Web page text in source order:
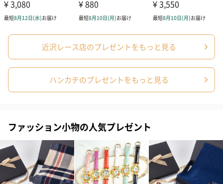
写真付きメッセージカ
ード（680円）
写真付きメッセージカ
ード（Thank you）ピ
ンク（680円）
【誕生日】
Birthday ホワ
刷なし）（
包装紙
ラッピングを施してお届けいたします。
近沢レース店のプレゼントをもっと見る
ハンカチのプレゼントをもっと見る
ファッション小物の人気プレゼント